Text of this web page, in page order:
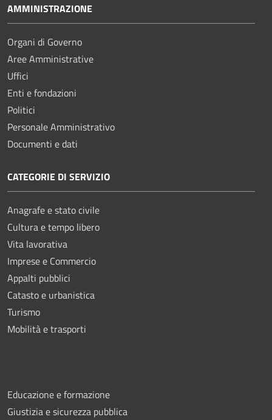
AMMINISTRAZIONE
Organi di Governo
Aree Amministrative
Uffici
Enti e fondazioni
Politici
Personale Amministrativo
Documenti e dati
CATEGORIE DI SERVIZIO
Anagrafe e stato civile
Cultura e tempo libero
Vita lavorativa
Imprese e Commercio
Appalti pubblici
Catasto e urbanistica
Turismo
Mobilità e trasporti
Educazione e formazione
Giustizia e sicurezza pubblica